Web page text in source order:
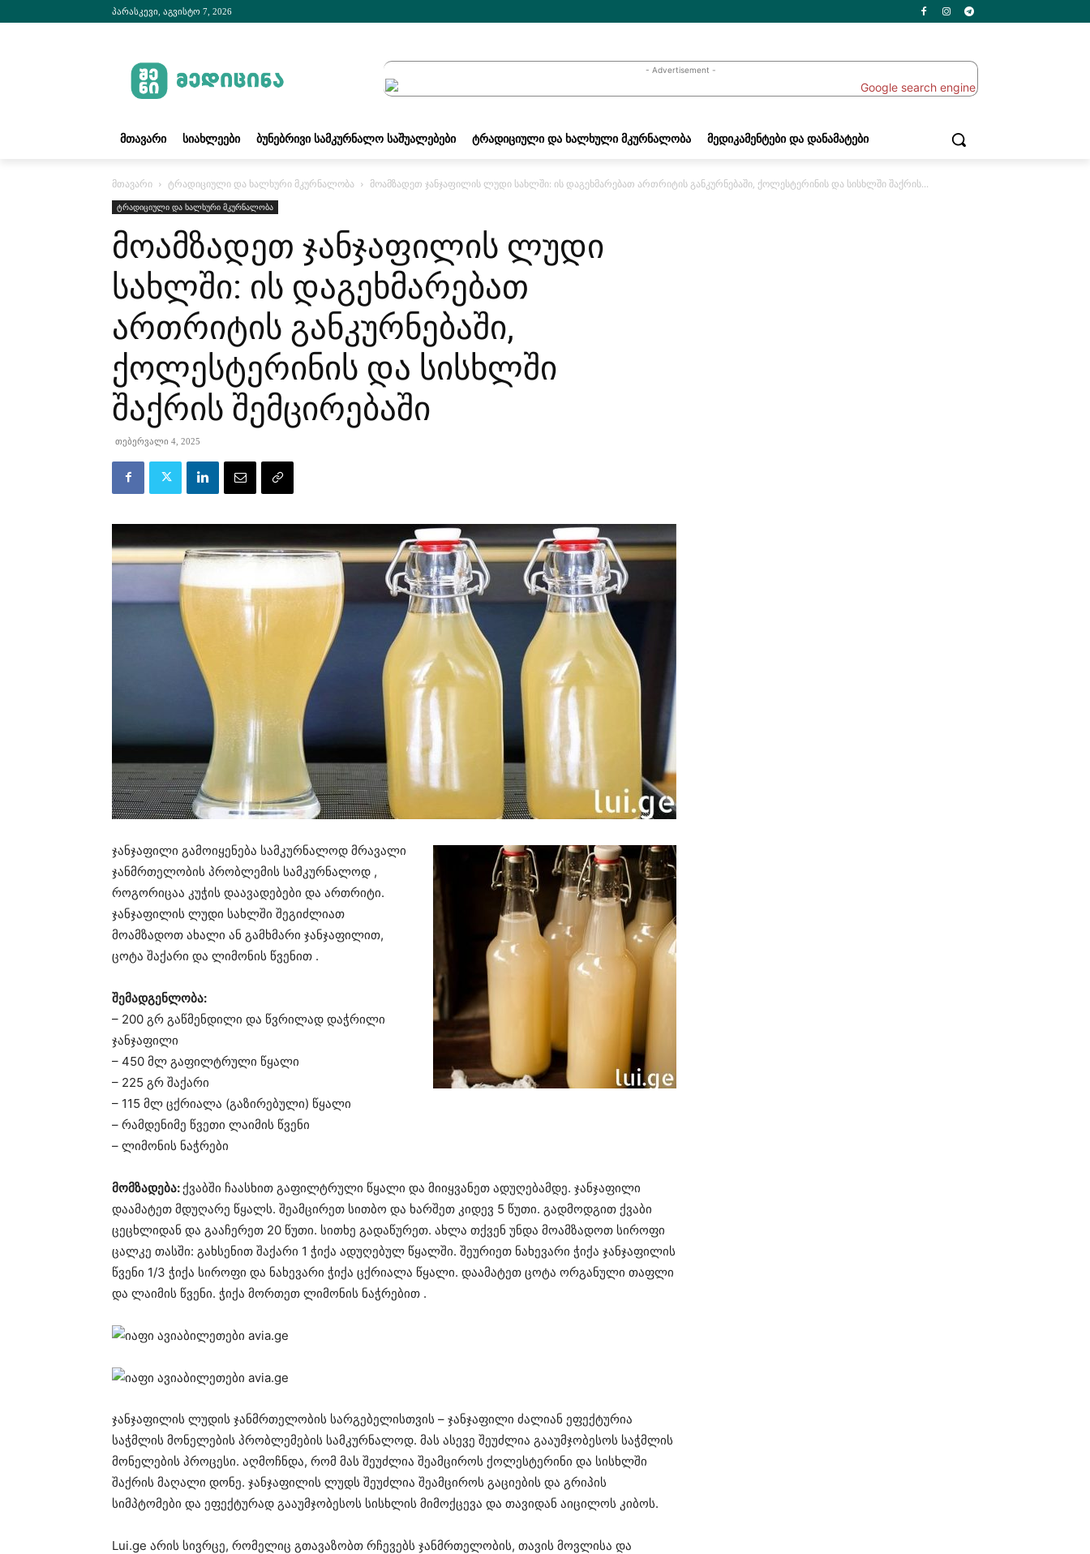
პარასკევი, აგვისტო 7, 2026
- Advertisement -
ᲛᲗᲐᲕᲐᲠᲘ ᲡᲘᲐᲮᲚᲔᲔᲑᲘ ᲑᲣᲜᲔᲑᲠᲘᲕᲘ ᲡᲐᲛᲙᲣᲠᲜᲐᲚᲝ ᲡᲐᲨᲣᲐᲚᲔᲑᲔᲑᲘ ᲢᲠᲐᲓᲘᲪᲘᲣᲚᲘ ᲓᲐ ᲮᲐᲚᲮᲣᲚᲘ ᲛᲙᲣᲠᲜᲐᲚᲝᲑᲐ ᲛᲔᲓᲘᲙᲐᲛᲔᲜᲢᲔᲑᲘ ᲓᲐ ᲓᲐᲜᲐᲛᲐᲢᲔᲑᲘ
მთავარი ტრადიციული და ხალხური მკურნალობა მოამზადეთ ჯანჯაფილის ლუდი სახლში: ის დაგეხმარებათ ართრიტის განკურნებაში, ქოლესტერინის და სისხლში შაქრის...
ტრადიციული და ხალხური მკურნალობა
მოამზადეთ ჯანჯაფილის ლუდი
სახლში: ის დაგეხმარებათ
ართრიტის განკურნებაში,
ქოლესტერინის და სისხლში
შაქრის შემცირებაში
თებერვალი 4, 2025
ჯანჯაფილი გამოიყენება სამკურნალოდ მრავალი
ჯანმრთელობის პრობლემის სამკურნალოდ ,
როგორიცაა კუჭის დაავადებები და ართრიტი.
ჯანჯაფილის ლუდი სახლში შეგიძლიათ
მოამზადოთ ახალი ან გამხმარი ჯანჯაფილით,
ცოტა შაქარი და ლიმონის წვენით .
შემადგენლობა:
– 200 გრ გაწმენდილი და წვრილად დაჭრილი
ჯანჯაფილი
– 450 მლ გაფილტრული წყალი
– 225 გრ შაქარი
– 115 მლ ცქრიალა (გაზირებული) წყალი
– რამდენიმე წვეთი ლაიმის წვენი
– ლიმონის ნაჭრები
მომზადება:ქვაბში ჩაასხით გაფილტრული წყალი და მიიყვანეთ ადუღებამდე. ჯანჯაფილი
დაამატეთ მდუღარე წყალს. შეამცირეთ სითბო და ხარშეთ კიდევ 5 წუთი. გადმოდგით ქვაბი
ცეცხლიდან და გააჩერეთ 20 წუთი. სითხე გადაწურეთ. ახლა თქვენ უნდა მოამზადოთ სიროფი
ცალკე თასში: გახსენით შაქარი 1 ჭიქა ადუღებულ წყალში. შეურიეთ ნახევარი ჭიქა ჯანჯაფილის
წვენი 1/3 ჭიქა სიროფი და ნახევარი ჭიქა ცქრიალა წყალი. დაამატეთ ცოტა ორგანული თაფლი
და ლაიმის წვენი. ჭიქა მორთეთ ლიმონის ნაჭრებით .
ჯანჯაფილის ლუდის ჯანმრთელობის სარგებელისთვის – ჯანჯაფილი ძალიან ეფექტურია
საჭმლის მონელების პრობლემების სამკურნალოდ. მას ასევე შეუძლია გააუმჯობესოს საჭმლის
მონელების პროცესი. აღმოჩნდა, რომ მას შეუძლია შეამციროს ქოლესტერინი და სისხლში
შაქრის მაღალი დონე. ჯანჯაფილის ლუდს შეუძლია შეამციროს გაციების და გრიპის
სიმპტომები და ეფექტურად გააუმჯობესოს სისხლის მიმოქცევა და თავიდან აიცილოს კიბოს.
Lui.ge არის სივრცე, რომელიც გთავაზობთ რჩევებს ჯანმრთელობის, თავის მოვლისა და